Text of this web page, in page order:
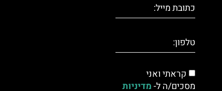
קראתי ואני
מסכים/ה ל-מדיניות